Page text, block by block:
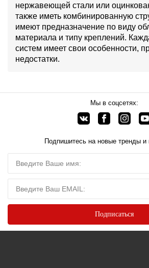
нержавеющей стали или
также иметь комбинированную
имеют предназначение по виду
материала и типу креплений.
систем имеет свои особенности,
недостатки.
Мы в соцсетях:
Подпишитесь на новые тренды и